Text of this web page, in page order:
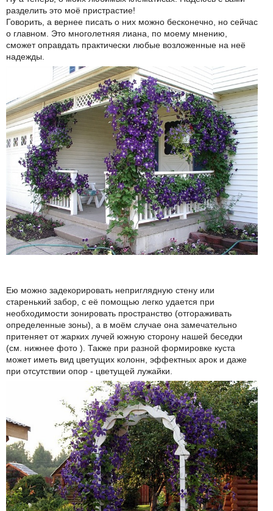
разделить это моё пристрастие!
Говорить, а вернее писать о них можно бесконечно, но сейчас
о главном. Это многолетняя лиана, по моему мнению,
сможет оправдать практически любые возложенные на неё
надежды.
Ею можно задекорировать неприглядную стену или
старенький забор, с её помощью легко удается при
необходимости зонировать пространство (отгораживать
определенные зоны), а в моём случае она замечательно
притеняет от жарких лучей южную сторону нашей беседки
(см. нижнее фото ). Также при разной формировке куста
может иметь вид цветущих колонн, эффектных арок и даже
при отсутствии опор - цветущей лужайки.